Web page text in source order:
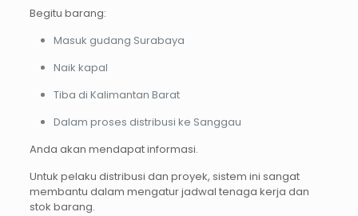
Begitu barang:
Masuk gudang Surabaya
Naik kapal
Tiba di Kalimantan Barat
Dalam proses distribusi ke Sanggau
Anda akan mendapat informasi.
Untuk pelaku distribusi dan proyek, sistem ini sangat
membantu dalam mengatur jadwal tenaga kerja dan
stok barang.